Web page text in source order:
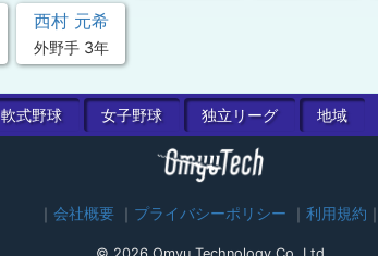
西村 元希
外野手 3年
軟式野球 女子野球 独立リーグ 地域
会社概要 プライバシーポリシー 利用規約